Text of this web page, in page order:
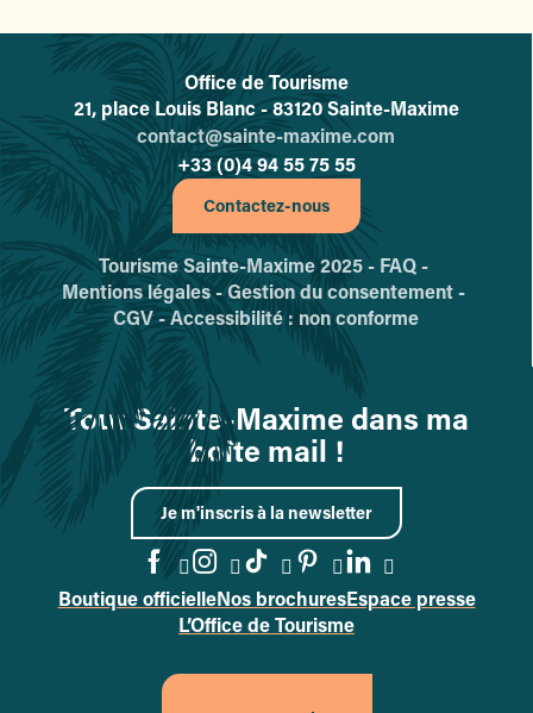
L'office de tourisme de Sainte-
Office de Tourisme
21, place Louis Blanc - 83120 Sainte-Maxime
contact@sainte-maxime.com
+33 (0)4 94 55 75 55
Contactez-nous
Tourisme Sainte-Maxime 2025 - FAQ -
Mentions légales -Gestion du consentement -
CGV -Accessibilité : non conforme
Tout Sainte-Maxime dans ma
boîte mail !
Je m'inscris à la newsletter
Accéder à la page Facebook
Accéder à la page
Accéder à la page
Accéder à la
Accéder à la
Boutique officielleNos brochuresEspace presse
L’Office de Tourisme